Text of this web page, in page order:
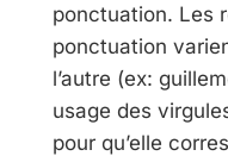
ponctuation. Les
ponctuation
l’autre (ex:
usage des
pour qu’elle